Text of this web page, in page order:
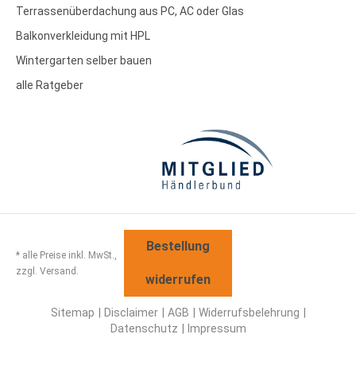
Terrassenüberdachung aus PC, AC oder Glas
Balkonverkleidung mit HPL
Wintergarten selber bauen
alle Ratgeber
* alle Preise inkl. MwSt.,
zzgl. Versand.
Bestellung
widerrufen
Sitemap Disclaimer AGB
Widerrufsbelehrung
Datenschutz
Impressum